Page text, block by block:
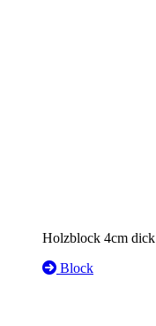
Holzblock 4cm
Block